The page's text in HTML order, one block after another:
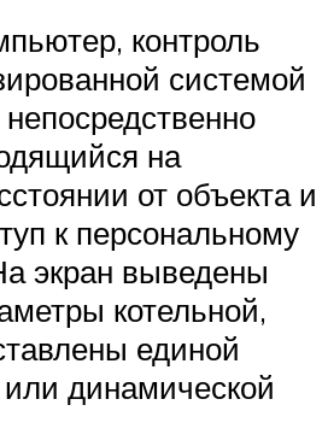
контроль
системой
на
от объекта и
к персональному
экран выведены
котельной,
единой
динамической